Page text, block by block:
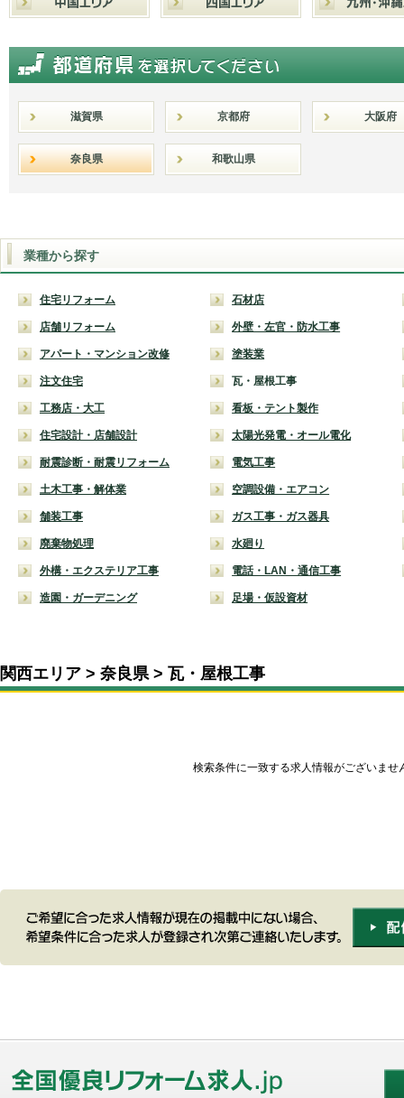
滋賀県 京都府 大阪府
奈良県 和歌山県
業種から探す
住宅リフォーム
店舗リフォーム
アパート・マンション改修
注文住宅
工務店・大工
住宅設計・店舗設計
耐震診断・耐震リフォーム
土木工事・解体業
舗装工事
廃棄物処理
外構・エクステリア工事
造園・ガーデニング
石材店
外壁・左官・防水工事
塗装業
瓦・屋根工事
看板・テント製作
太陽光発電・オール電化
電気工事
空調設備・エアコン
ガス工事・ガス器具
水廻り
電話・LAN・通信工事
足場・仮設資材
関西エリア 奈良県 瓦・屋根工事
検索条件に一致する求人情報がございませ